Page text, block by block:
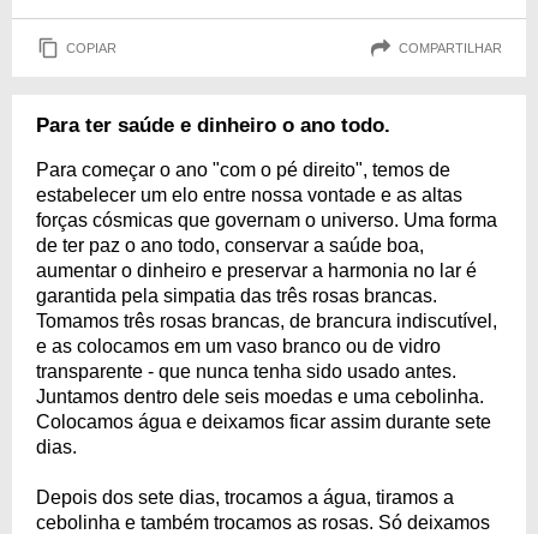
COPIAR COMPARTILHAR
Para ter saúde e dinheiro o ano todo.
Para começar o ano "com o pé direito", temos de
estabelecer um elo entre nossa vontade e as altas
forças cósmicas que governam o universo. Uma forma
de ter paz o ano todo, conservar a saúde boa,
aumentar o dinheiro e preservar a harmonia no lar é
garantida pela simpatia das três rosas brancas.
Tomamos três rosas brancas, de brancura indiscutível,
e as colocamos em um vaso branco ou de vidro
transparente - que nunca tenha sido usado antes.
Juntamos dentro dele seis moedas e uma cebolinha.
Colocamos água e deixamos ficar assim durante sete
dias.
Depois dos sete dias, trocamos a água, tiramos a
cebolinha e também trocamos as rosas. Só deixamos